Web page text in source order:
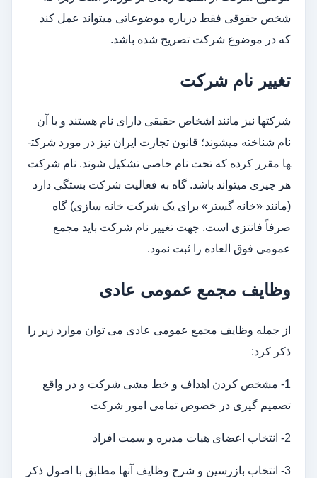
شخص حقوقی فقط درباره موضوعاتی می­تواند عمل کند
که در موضوع شرکت تصریح شده باشد.
تغییر نام شرکت
شرکت­ها نيز مانند اشخاص حقیقی دارای نام هستند و با آن
نام شناخته می­شوند؛ قانون تجارت ایران نیز در مورد شرکت­
ها مقرر کرده که تحت نام خاصی تشکیل شوند. نام شرکت
هر چیزی می­تواند باشد. گاه به فعالیت شرکت بستگی دارد
(مانند «خانه گستر» برای یک شرکت خانه سازی) گاه
صرفاً فانتزی است. جهت تغییر نام شرکت باید مجمع
عمومی فوق العاده را ثبت نمود.
وظایف مجمع عمومی عادی
از جمله وظایف مجمع عمومی عادی می توان موارد زیر را
ذکر کرد:
1- مشخص کردن اهداف و خط مشی شرکت و در واقع
تصمیم گیری در خصوص تمامی امور شرکت
2- انتخاب اعضای هیات مدیره و سمت افراد
3- انتخاب بازرسین و شرح وظایف آنها مطابق با اصول ذکر